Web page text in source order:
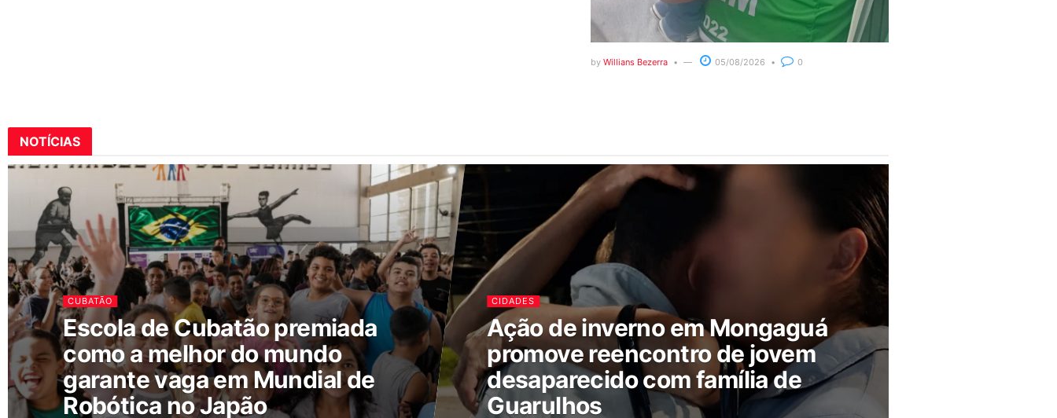
by Willians Bezerra 05/08/2026 0
NOTÍCIAS
CUBATÃO
Escola de Cubatão premiada
como a melhor do mundo
garante vaga em Mundial de
Robótica no Japão
CIDADES
Ação de inverno em Mongaguá
promove reencontro de jovem
desaparecido com família de
Guarulhos